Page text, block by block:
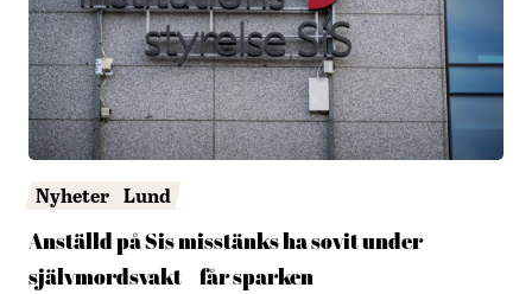
Nyheter Lund
Anställd på Sis misstänks ha sovit under
självmordsvakt – får sparken